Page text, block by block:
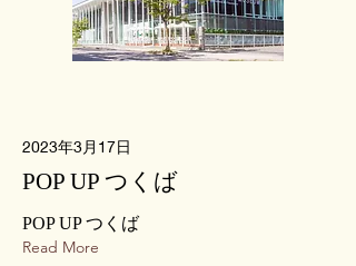
2023年3月17日
POP UP つくば
POP UP つくば
Read More